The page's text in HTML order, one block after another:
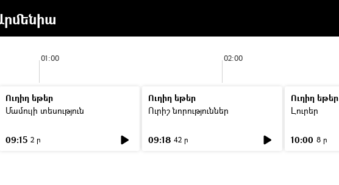
01:00 02:00
Ուղիղ եթեր
Մամուլի տեսություն
09:15 2 ր
Ուղիղ եթեր
Ուրիշ նորություններ
09:18 42 ր
Ուղիղ եթեր
Լուրեր
10:00 8 ր